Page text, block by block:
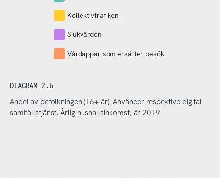
Kollektivtrafiken
Sjukvården
Vårdappar som ersätter besök
DIAGRAM 2.6
Andel av befolkningen (16+ år), Använder respektive digital
samhällstjänst, Årlig hushållsinkomst, år 2019